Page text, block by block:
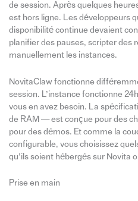
de session. Après quelques
est hors ligne. Les développeurs
disponibilité continue devaient
planifier des pauses, scripter des
manuellement les instances.
NovitaClaw fonctionne
session. L’instance fonctionne
vous en avez besoin. La
de RAM — est conçue pour des
pour des démos. Et comme la
configurable, vous choisissez
qu’ils soient hébergés sur Novita
Prise en main